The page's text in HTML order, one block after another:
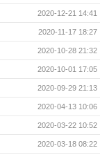
2020-12-21 14:41
2020-11-17 18:27
2020-10-28 21:32
2020-10-01 17:05
2020-09-29 21:13
2020-04-13 10:06
2020-03-22 10:52
2020-03-18 08:22